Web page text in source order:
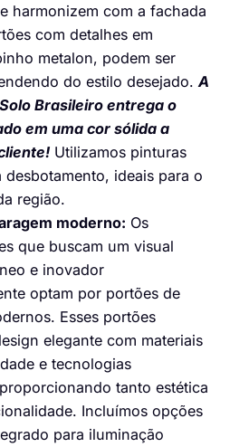
harmonizem com a fachada
com detalhes em
metalon, podem ser
do estilo desejado. A
Brasileiro entrega o
em uma cor sólida a
Utilizamos pinturas
desbotamento, ideais para o
região.
moderno: Os
que buscam um visual
e inovador
optam por portões de
Esses portões
elegante com materiais
e tecnologias
tanto estética
Incluímos opções
para iluminação